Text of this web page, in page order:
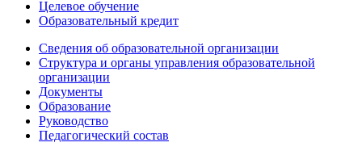
Целевое обучение
Образовательный кредит
Сведения об образовательной организации
Структура и органы управления образовательной
организации
Документы
Образование
Руководство
Педагогический состав